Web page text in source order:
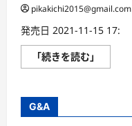
pikakichi2015@gmail.com
発売日 2021-11-15 17:
「続きを読む」
日
ス
G&A